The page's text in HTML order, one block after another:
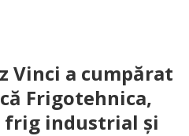
Vinci a cumpărat
Frigotehnica,
frig industrial și